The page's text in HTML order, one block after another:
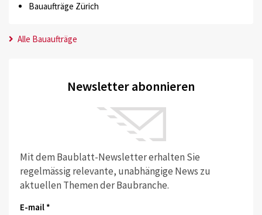
Bauaufträge Zürich
Alle Bauaufträge
Newsletter abonnieren
Mit dem Baublatt-Newsletter erhalten Sie
regelmässig relevante, unabhängige News zu
aktuellen Themen der Baubranche.
E-mail *